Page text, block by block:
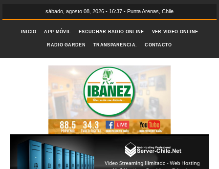
sábado, agosto 08, 2026 - 16:37 - Punta Arenas, Chile
INICIO APP MÓVIL ESCUCHAR RADIO ONLINE VER VIDEO ONLINE
RADIO GARDEN TRANSPARENCIA. CONTACTO